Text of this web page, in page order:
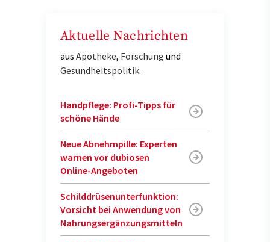
Aktuelle Nachrichten
aus Apotheke, Forschung und
Gesundheitspolitik.
Handpflege: Profi-Tipps für
schöne Hände
Neue Abnehmpille: Experten
warnen vor dubiosen
Online-Angeboten
Schilddrüsenunterfunktion:
Vorsicht bei Anwendung von
Nahrungsergänzungsmitteln